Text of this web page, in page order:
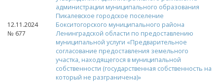
12.11.2024
№ 677
администрации муниципального образования
Пикалевское городское поселение
Бокситогорского муниципального района
Ленинградской области по предоставлению
муниципальной услуги «Предварительное
согласование предоставления земельного
участка, находящегося в муниципальной
собственности (государственная собственность на
который не разграничена)»